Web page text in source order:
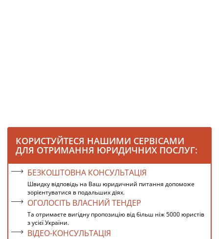
КОРИСТУЙТЕСЯ НАШИМИ СЕРВІСАМИ
ДЛЯ ОТРИМАННЯ ЮРИДИЧНИХ ПОСЛУГ:
БЕЗКОШТОВНА КОНСУЛЬТАЦІЯ
Швидку відповідь на Ваш юридичний питання допоможе
зорієнтуватися в подальших діях.
ОГОЛОСІТЬ ВЛАСНИЙ ТЕНДЕР
Та отримаєте вигідну пропозицію від більш ніж 5000 юристів
з усієї України.
ВІДЕО-КОНСУЛЬТАЦІЯ